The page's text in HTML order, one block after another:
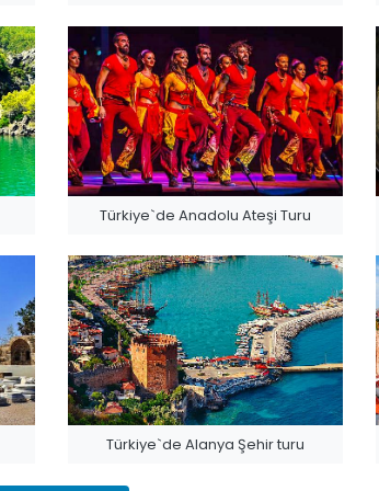
Türkiye`de Anadolu Ateşi Turu
Türkiye`de Alanya Şehir turu